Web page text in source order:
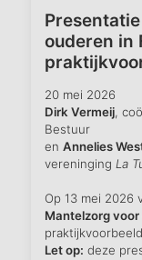
ouderen in
20 mei 2026
Dirk Vermeij,
Bestuur
enAnnelies
vereninging La
Op 13 mei 2026
Mantelzorg
praktijkvoorbeeld
Let op: deze